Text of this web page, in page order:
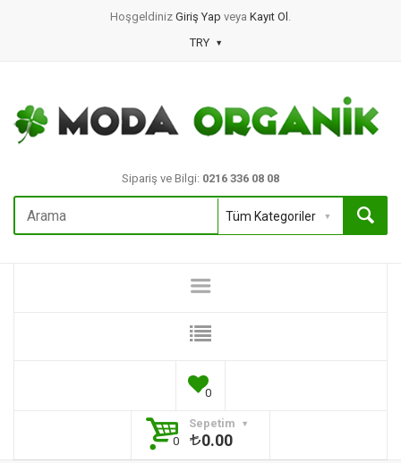
Hoşgeldiniz Giriş Yap veya Kayıt Ol .
TRY
Sipariş ve Bilgi: 0216 336 08 08
0
Sepetim
0
0.00